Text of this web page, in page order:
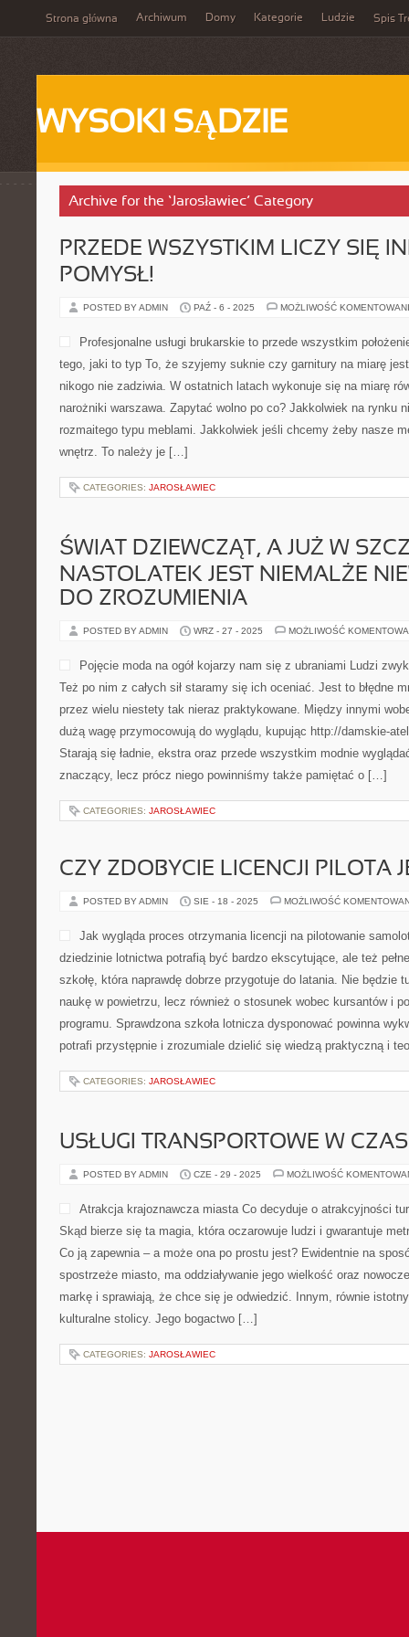
Strona główna Archiwum Domy Kategorie Ludzie Spis
WYSOKI SĄDZIE
Archive for the ‘Jarosławiec’ Category
PRZEDE WSZYSTKIM LICZY SIĘ
POMYSŁ!
POSTED BY ADMIN PAŹ - 6 - 2025 MOŻLIWOŚĆ
Profesjonalne usługi brukarskie to przede wszystkim
tego, jaki to typ To, że szyjemy suknie czy garnitury na miarę
nikogo nie zadziwia. W ostatnich latach wykonuje się na miarę
narożniki warszawa. Zapytać wolno po co? Jakkolwiek na rynku
rozmaitego typu meblami. Jakkolwiek jeśli chcemy żeby nasze
wnętrz. To należy je […]
CATEGORIES: JAROSŁAWIEC
ŚWIAT DZIEWCZĄT, A JUŻ W
NASTOLATEK JEST NIEMALŻE
DO ZROZUMIENIA
POSTED BY ADMIN WRZ - 27 - 2025 MOŻLIWOŚĆ
Pojęcie moda na ogół kojarzy nam się z ubraniami Ludzi
Też po nim z całych sił staramy się ich oceniać. Jest to błędne
przez wielu niestety tak nieraz praktykowane. Między innymi
dużą wagę przymocowują do wyglądu, kupując http://damskie-
Starają się ładnie, ekstra oraz przede wszystkim modnie
znaczący, lecz prócz niego powinniśmy także pamiętać o […]
CATEGORIES: JAROSŁAWIEC
CZY ZDOBYCIE LICENCJI PILOTA
POSTED BY ADMIN SIE - 18 - 2025 MOŻLIWOŚĆ
Jak wygląda proces otrzymania licencji na pilotowanie
dziedzinie lotnictwa potrafią być bardzo ekscytujące, ale też
szkołę, która naprawdę dobrze przygotuje do latania. Nie będzie
naukę w powietrzu, lecz również o stosunek wobec kursantów i
programu. Sprawdzona szkoła lotnicza dysponować powinna
potrafi przystępnie i zrozumiale dzielić się wiedzą praktyczną i
CATEGORIES: JAROSŁAWIEC
USŁUGI TRANSPORTOWE W
POSTED BY ADMIN CZE - 29 - 2025 MOŻLIWOŚĆ
Atrakcja krajoznawcza miasta Co decyduje o atrakcyjności
Skąd bierze się ta magia, która oczarowuje ludzi i gwarantuje
Co ją zapewnia – a może ona po prostu jest? Ewidentnie na
spostrzeże miasto, ma oddziaływanie jego wielkość oraz
markę i sprawiają, że chce się je odwiedzić. Innym, równie
kulturalne stolicy. Jego bogactwo […]
CATEGORIES: JAROSŁAWIEC